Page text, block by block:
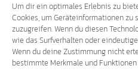
Um dir ein optimales Erlebnis zu
Cookies, um Geräteinformationen zu
zuzugreifen. Wenn du diesen
wie das Surfverhalten oder
Wenn du deine Zustimmung nicht
bestimmte Merkmale und